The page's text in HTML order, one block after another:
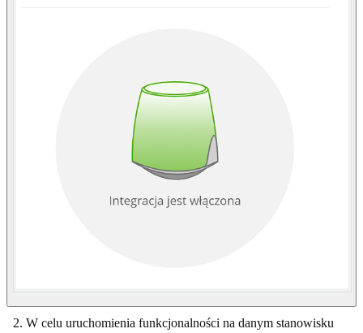
W celu uruchomienia funkcjonalności na danym stanowisku